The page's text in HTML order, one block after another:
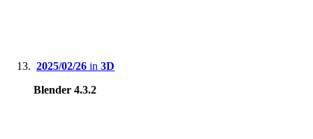
2025/02/26 in 3D
Blender 4.3.2